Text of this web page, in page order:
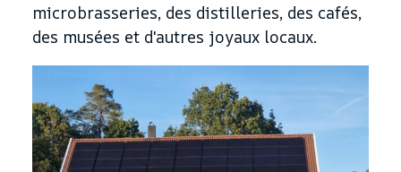
microbrasseries, des distilleries, des cafés,
des musées et d'autres joyaux locaux.